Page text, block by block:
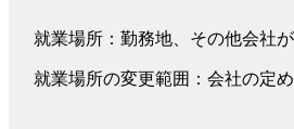
就業場所：勤務地、その他会社
就業場所の変更範囲：会社の定